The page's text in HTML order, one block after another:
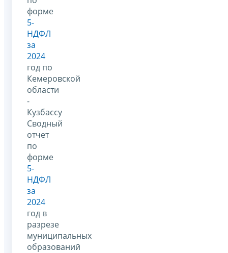
форме
5-
НДФЛ
за
2024
год по
Кемеровской
области
-
Кузбассу
Сводный
отчет
по
форме
5-
НДФЛ
за
2024
год в
разрезе
муниципальных
образований